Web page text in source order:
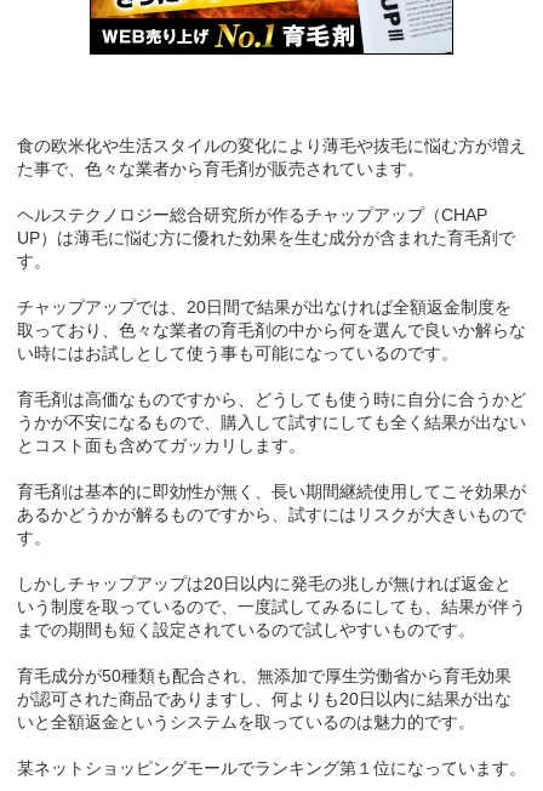
食の欧米化や生活スタイルの変化により薄毛や抜毛に悩む方が増え
た事で、色々な業者から育毛剤が販売されています。
ヘルステクノロジー総合研究所が作るチャップアップ（CHAP
UP）は薄毛に悩む方に優れた効果を生む成分が含まれた育毛剤で
す。
チャップアップでは、20日間で結果が出なければ全額返金制度を
取っており、色々な業者の育毛剤の中から何を選んで良いか解らな
い時にはお試しとして使う事も可能になっているのです。
育毛剤は高価なものですから、どうしても使う時に自分に合うかど
うかが不安になるもので、購入して試すにしても全く結果が出ない
とコスト面も含めてガッカリします。
育毛剤は基本的に即効性が無く、長い期間継続使用してこそ効果が
あるかどうかが解るものですから、試すにはリスクが大きいもので
す。
しかしチャップアップは20日以内に発毛の兆しが無ければ返金と
いう制度を取っているので、一度試してみるにしても、結果が伴う
までの期間も短く設定されているので試しやすいものです。
育毛成分が50種類も配合され、無添加で厚生労働省から育毛効果
が認可された商品でありますし、何よりも20日以内に結果が出な
いと全額返金というシステムを取っているのは魅力的です。
某ネットショッピングモールでランキング第１位になっています。